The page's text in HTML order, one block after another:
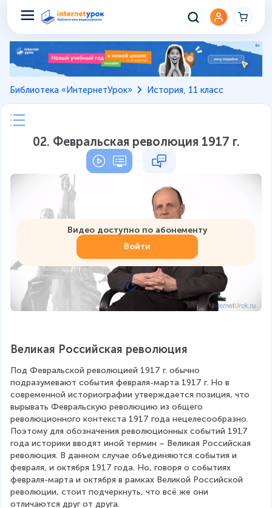
Библиотека «ИнтернетУрок» История, 11 класс
02. Февральская революция 1917 г.
Видео доступно по абонементу
Войти
Великая Российская революция
Под Февральской революцией 1917 г. обычно
подразумевают события февраля-марта 1917 г. Но в
современной историографии утверждается позиция, что
вырывать Февральскую революцию из общего
революционного контекста 1917 года нецелесообразно.
Поэтому для обозначения революционных событий 1917
года историки вводят иной термин – Великая Российская
революция. В данном случае объединяются события и
февраля, и октября 1917 года. Но, говоря о событиях
февраля-марта и октября в рамках Великой Российской
революции, стоит подчеркнуть, что всё же они
отличаются друг от друга.